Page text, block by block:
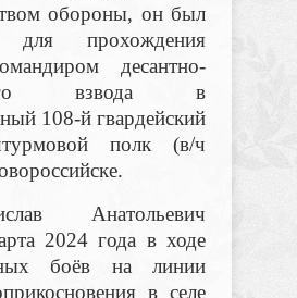
обороны, он был
для прохождения
десантно-
взвода в
108-й гвардейский
полк (в/ч
Анатольевич
2024 года в ходе
боёв на линии
в селе